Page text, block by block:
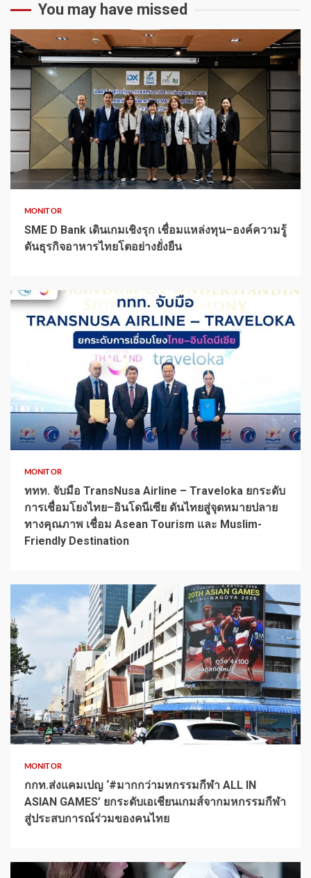
You may have missed
1 min read
MONITOR
SME D Bank เดินเกมเชิงรุก เชื่อมแหล่งทุน–องค์ความรู้
ดันธุรกิจอาหารไทยโตอย่างยั่งยืน
1 min read
MONITOR
ททท. จับมือ TransNusa Airline – Traveloka ยกระดับ
การเชื่อมโยงไทย–อินโดนีเซีย ดันไทยสู่จุดหมายปลาย
ทางคุณภาพ เชื่อม Asean Tourism และ Muslim-
Friendly Destination
1 min read
MONITOR
กกท.ส่งแคมเปญ ‘#มากกว่ามหกรรมกีฬา ALL IN
ASIAN GAMES’ ยกระดับเอเชียนเกมส์จากมหกรรมกีฬา
สู่ประสบการณ์ร่วมของคนไทย